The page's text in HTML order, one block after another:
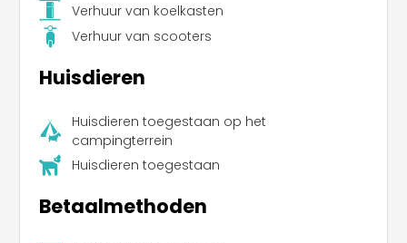
Verhuur van koelkasten
Verhuur van scooters
Huisdieren
Huisdieren toegestaan op het
campingterrein
Huisdieren toegestaan
Betaalmethoden